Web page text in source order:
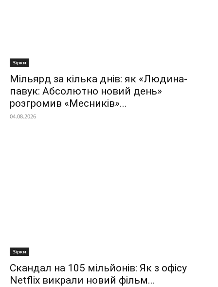
Зірки
Мільярд за кілька днів: як «Людина-
павук: Абсолютно новий день»
розгромив «Месників»...
04.08.2026
Зірки
Скандал на 105 мільйонів: Як з офісу
Netflix викрали новий фільм...